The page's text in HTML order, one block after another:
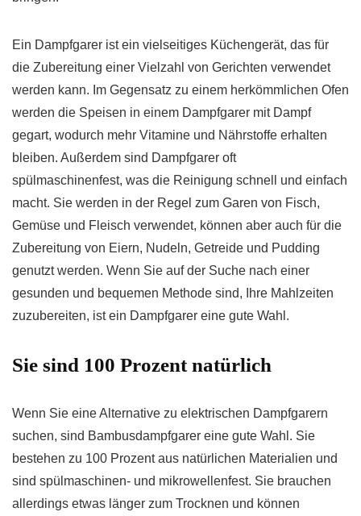
Ein Dampfgarer ist ein vielseitiges Küchengerät, das für
die Zubereitung einer Vielzahl von Gerichten verwendet
werden kann. Im Gegensatz zu einem herkömmlichen Ofen
werden die Speisen in einem Dampfgarer mit Dampf
gegart, wodurch mehr Vitamine und Nährstoffe erhalten
bleiben. Außerdem sind Dampfgarer oft
spülmaschinenfest, was die Reinigung schnell und einfach
macht. Sie werden in der Regel zum Garen von Fisch,
Gemüse und Fleisch verwendet, können aber auch für die
Zubereitung von Eiern, Nudeln, Getreide und Pudding
genutzt werden. Wenn Sie auf der Suche nach einer
gesunden und bequemen Methode sind, Ihre Mahlzeiten
zuzubereiten, ist ein Dampfgarer eine gute Wahl.
Sie sind 100 Prozent natürlich
Wenn Sie eine Alternative zu elektrischen Dampfgarern
suchen, sind Bambusdampfgarer eine gute Wahl. Sie
bestehen zu 100 Prozent aus natürlichen Materialien und
sind spülmaschinen- und mikrowellenfest. Sie brauchen
allerdings etwas länger zum Trocknen und können